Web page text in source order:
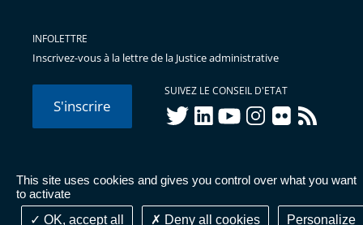
This site uses cookies and gives you control over what you want
to activate
OK, accept all
Deny all cookies Personalize
INFOLETTRE
Inscrivez-vous à la lettre de la Justice administrative
S'inscrire
SUIVEZ LE CONSEIL D'ETAT
twitterlinkedInyoutubeinstagram
flickr rss
© Conseil d'État 2026 - Mentions légales
Données
personnelles-Publications administratives-Accessibilité :
partiellement conforme